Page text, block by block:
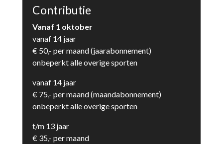
Contributie
Vanaf 1 oktober
vanaf 14 jaar
€ 50,- per maand (jaarabonnement)
onbeperkt alle overige sporten
vanaf 14 jaar
€ 75,- per maand (maandabonnement)
onbeperkt alle overige sporten
t/m 13 jaar
€ 35,- per maand